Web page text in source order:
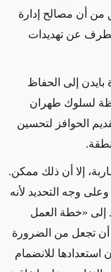
من أن مصالح إدارة
عن تهديدات
إلى الحفاظ
لسلوك طهران
الحوافز لتحسين
إلا أن ذلك ممكن.
وعلى وجه التحديد لأنه
إلى «خطة العمل
أن تجعل من الضرورة
استعدادها للانضمام